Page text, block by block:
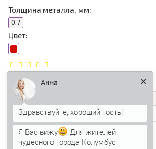
Толщина металла, мм:
0.7
Цвет:
387.84 р.
В корзину
Ваша скидка: -15%
Анна
Здравствуйте, хороший гость!
Я Вас вижу
Для жителей
чудесного города Колумбус
сегодня скидка 5%